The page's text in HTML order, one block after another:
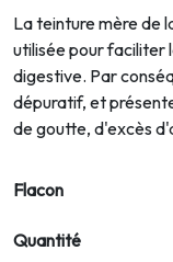
La teinture mère de
utilisée pour faciliter
digestive. Par
dépuratif, et
de goutte, d'excès
Flacon
Quantité